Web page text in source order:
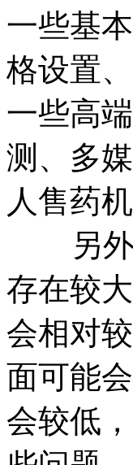
一些基
格设置
一些高
测、多
人售药
另外
存在较
会相对
面可能
会较低